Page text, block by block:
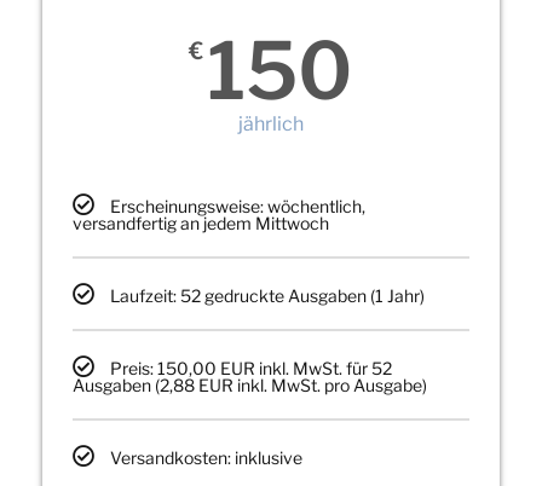
€ 150
jährlich
Erscheinungsweise: wöchentlich,
versandfertig an jedem Mittwoch
Laufzeit: 52 gedruckte Ausgaben (1 Jahr)
Preis: 150,00 EUR inkl. MwSt. für 52
Ausgaben (2,88 EUR inkl. MwSt. pro Ausgabe)
Versandkosten: inklusive